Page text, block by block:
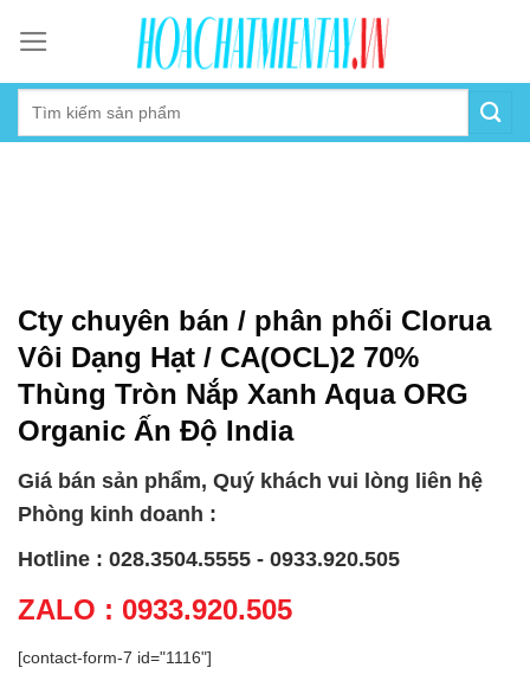
content
Cty chuyên bán / phân phối Clorua
Vôi Dạng Hạt / CA(OCL)2 70%
Thùng Tròn Nắp Xanh Aqua ORG
Organic Ấn Độ India
Giá bán sản phẩm, Quý khách vui lòng liên hệ
Phòng kinh doanh :
Hotline : 028.3504.5555 - 0933.920.505
ZALO : 0933.920.505
[contact-form-7 id="1116"]